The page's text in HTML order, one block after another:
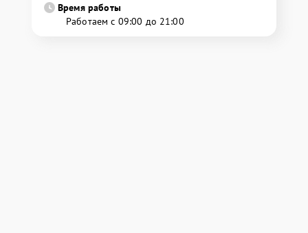
Время работы
Работаем с 09:00 до 21:00